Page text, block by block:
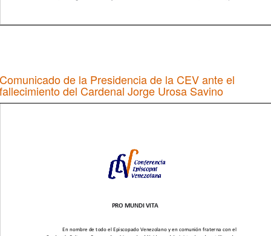
Comunicado de la Presidencia de la CEV ante el
fallecimiento del Cardenal Jorge Urosa Savino